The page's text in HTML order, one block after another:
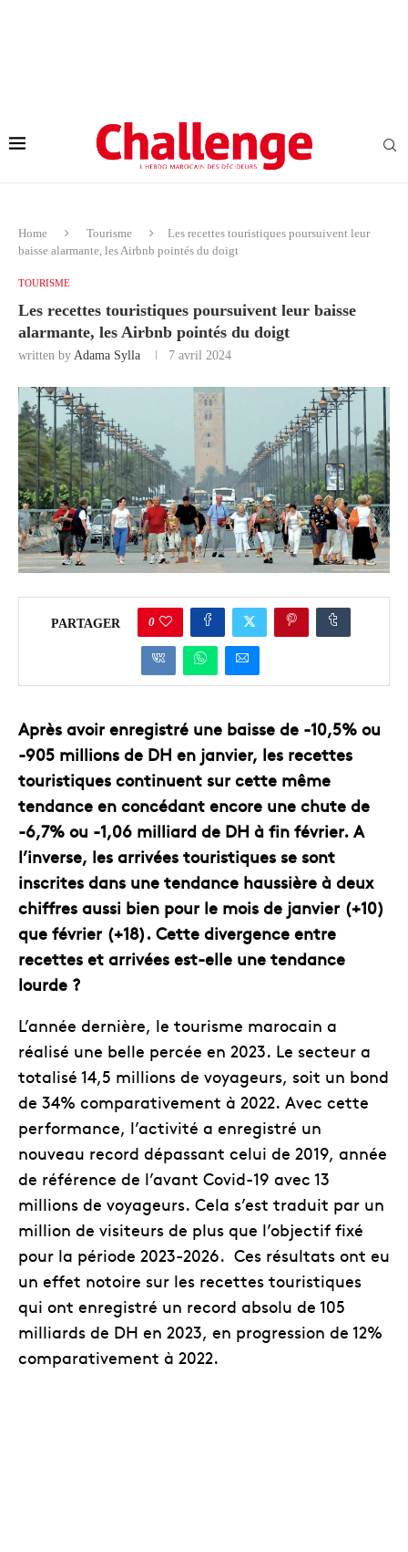
Home Tourisme
Les recettes touristiques poursuivent leur
baisse alarmante, les Airbnb pointés du doigt
TOURISME
Les recettes touristiques poursuivent leur baisse
alarmante, les Airbnb pointés du doigt
written by Adama Sylla 7 avril 2024
PARTAGER 0
Après avoir enregistré une baisse de -10,5% ou
-905 millions de DH en janvier, les recettes
touristiques continuent sur cette même
tendance en concédant encore une chute de
-6,7% ou -1,06 milliard de DH à fin février. A
l’inverse, les arrivées touristiques se sont
inscrites dans une tendance haussière à deux
chiffres aussi bien pour le mois de janvier (+10)
que février (+18). Cette divergence entre
recettes et arrivées est-elle une tendance
lourde ?
L’année dernière, le tourisme marocain a
réalisé une belle percée en 2023. Le secteur a
totalisé 14,5 millions de voyageurs, soit un bond
de 34% comparativement à 2022. Avec cette
performance, l’activité a enregistré un
nouveau record dépassant celui de 2019, année
de référence de l’avant Covid-19 avec 13
millions de voyageurs. Cela s’est traduit par un
million de visiteurs de plus que l’objectif fixé
pour la période 2023-2026. Ces résultats ont eu
un effet notoire sur les recettes touristiques
qui ont enregistré un record absolu de 105
milliards de DH en 2023, en progression de 12%
comparativement à 2022.